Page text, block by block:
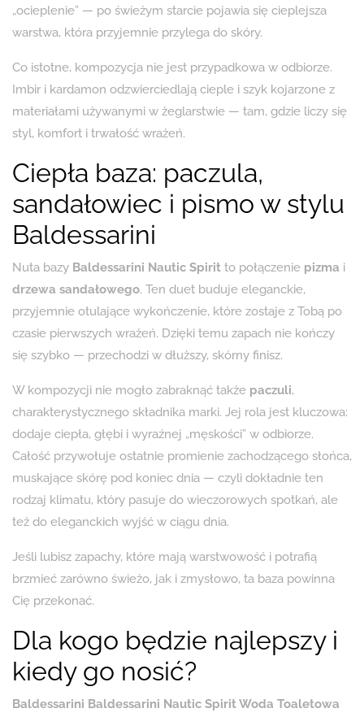
„ocieplenie” — po świeżym starcie pojawia się cieplejsza
warstwa, która przyjemnie przylega do skóry.
Co istotne, kompozycja nie jest przypadkowa w odbiorze.
Imbir i kardamon odzwierciedlają cieple i szyk kojarzone z
materiałami używanymi w żeglarstwie — tam, gdzie liczy się
styl, komfort i trwałość wrażeń.
Ciepła baza: paczula,
sandałowiec i pismo w stylu
Baldessarini
Nuta bazy Baldessarini Nautic Spirit to połączenie pizma i
drzewa sandałowego. Ten duet buduje eleganckie,
przyjemnie otulające wykończenie, które zostaje z Tobą po
czasie pierwszych wrażeń. Dzięki temu zapach nie kończy
się szybko — przechodzi w dłuższy, skórny finisz.
W kompozycji nie mogło zabraknąć także paczuli,
charakterystycznego składnika marki. Jej rola jest kluczowa:
dodaje ciepła, głębi i wyraźnej „męskości” w odbiorze.
Całość przywołuje ostatnie promienie zachodzącego słońca,
muskające skórę pod koniec dnia — czyli dokładnie ten
rodzaj klimatu, który pasuje do wieczorowych spotkań, ale
też do eleganckich wyjść w ciągu dnia.
Jeśli lubisz zapachy, które mają warstwowość i potrafią
brzmieć zarówno świeżo, jak i zmysłowo, ta baza powinna
Cię przekonać.
Dla kogo będzie najlepszy i
kiedy go nosić?
Baldessarini Baldessarini Nautic Spirit Woda Toaletowa